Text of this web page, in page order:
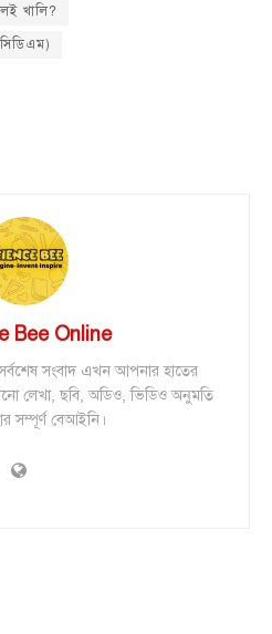
খালি?
সিডিএম)
Bee Online
সর্বশেষ সংবাদ এখন আপনার হাতের
লেখা, ছবি, অডিও, ভিডিও অনুমতি
সম্পূর্ণ বেআইনি।